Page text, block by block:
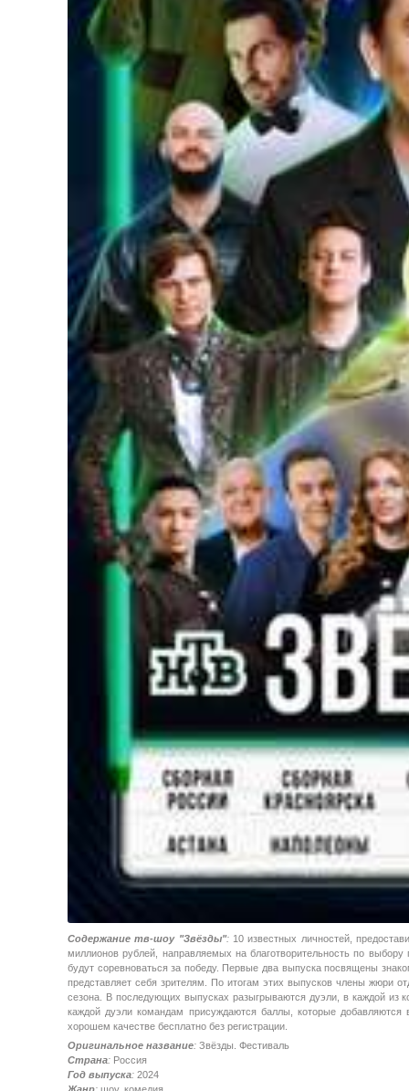
Содержание тв-шоу "Звёзды":10 известных личностей,
миллионов рублей, направляемых на благотворительность по
будут соревноваться за победу. Первые два выпуска посвящены
представляет себя зрителям. По итогам этих выпусков члены жюри
сезона. В последующих выпусках разыгрываются дуэли, в каждой
каждой дуэли командам присуждаются баллы, которые
хорошем качестве бесплатно без регистрации.
Оригинальное название: Звёзды. Фестиваль
Страна: Россия
Год выпуска: 2024